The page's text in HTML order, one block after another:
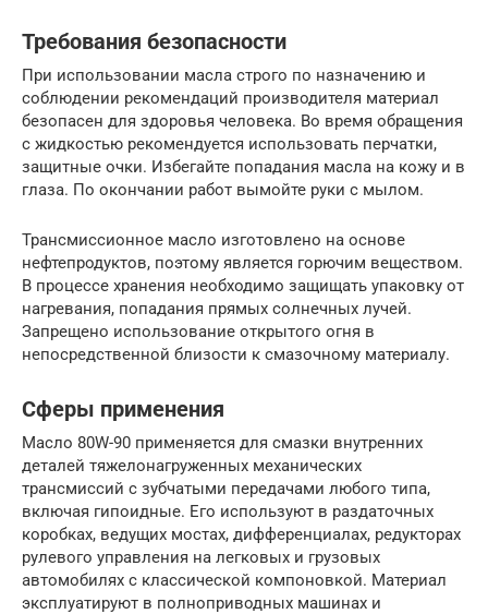
Требования безопасности
При использовании масла строго по назначению и
соблюдении рекомендаций производителя материал
безопасен для здоровья человека. Во время обращения
с жидкостью рекомендуется использовать перчатки,
защитные очки. Избегайте попадания масла на кожу и в
глаза. По окончании работ вымойте руки с мылом.
Трансмиссионное масло изготовлено на основе
нефтепродуктов, поэтому является горючим веществом.
В процессе хранения необходимо защищать упаковку от
нагревания, попадания прямых солнечных лучей.
Запрещено использование открытого огня в
непосредственной близости к смазочному материалу.
Сферы применения
Масло 80W-90 применяется для смазки внутренних
деталей тяжелонагруженных механических
трансмиссий с зубчатыми передачами любого типа,
включая гипоидные. Его используют в раздаточных
коробках, ведущих мостах, дифференциалах, редукторах
рулевого управления на легковых и грузовых
автомобилях с классической компоновкой. Материал
эксплуатируют в полноприводных машинах и